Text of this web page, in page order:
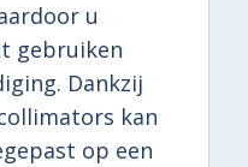
u
gebruiken
Dankzij
kan
op een